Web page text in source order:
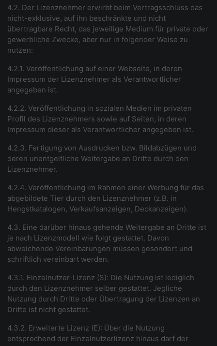
4.2. Der Lizenznehmer erwirbt beim Vertragsschluss das
nicht-exklusive, auf ihn beschränkte und nicht
übertragbare Recht, das jeweilige Medium für private oder
gewerbliche Zwecke, aber nur in folgender Weise zu
nutzen:
4.2.1. Veröffentlichung auf einer Webseite, in deren
Impressum der Lizenznehmer als Verantwortlicher
angegeben ist.
4.2.2. Veröffentlichung in sozialen Medien im privaten
Profil des Lizenznehmers sowie auf Seiten, in deren
Impressum dieser als Verantwortlicher angegeben ist.
4.2.3. Fertigung von Ausdrucken bzw. Bildabzügen und
deren unentgeltliche Weitergabe an Dritte durch den
Lizenznehmer.
4.2.4. Veröffentlichung im Rahmen einer Werbung für das
abgebildete Tier durch den Lizenznehmer (z.B. in
Hengstkatalogen, Verkaufsanzeigen, Deckanzeigen).
4.3. Eine darüber hinaus gehende Weitergabe an Dritte ist
je nach Lizenzmodell wie folgt gestattet. Davon
abweichende Vereinbarungen müssen gesondert und
schriftlich vereinbart werden.
4.3.1. Einzelnutzer-Lizenz (S): Die Nutzung ist lediglich
durch den Lizenznehmer selber gestattet. Jegliche
Nutzung durch Dritte oder Übertragung der Lizenzen an
Dritte ist nicht gestattet.
4.3.2. Erweiterte Lizenz (E): Über die Nutzung
entsprechend der Einzelnutzerlizenz hinaus darf der